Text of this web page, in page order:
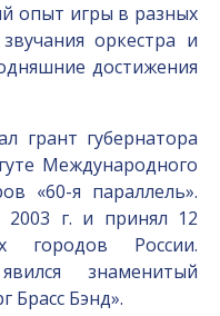
опыт игры в разных
оркестра и
достижения
грант губернатора
Международного
«60-я параллель».
г. и принял 12
городов России.
знаменитый
Брасс Бэнд».